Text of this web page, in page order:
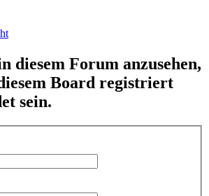
diesem Forum anzusehen,
Board registriert
sein.